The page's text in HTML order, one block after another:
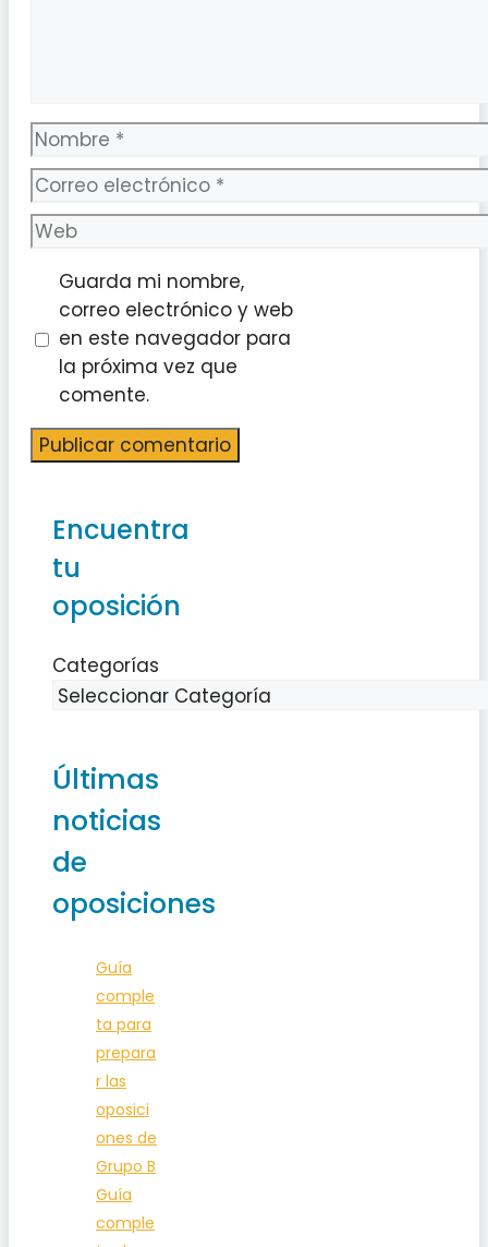
Nombre
Correo
electrónico
Web
Guarda mi nombre,
correo electrónico y web
en este navegador para
la próxima vez que
comente.
Encuentra
tu
oposición
Categorías
Últimas
noticias
de
oposiciones
Guía
comple
ta para
prepara
r las
oposici
ones de
Grupo B
Guía
comple